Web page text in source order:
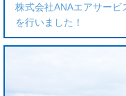
株式会社ANAエアサー
を行いました！